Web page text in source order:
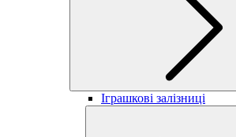
Іграшкові залізниці